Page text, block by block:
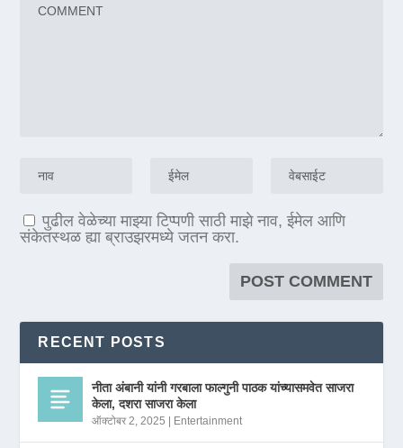
पुढील वेळेच्या माझ्या टिप्पणी साठी माझे नाव, ईमेल आणि
संकेतस्थळ ह्या ब्राउझरमध्ये जतन करा.
RECENT POSTS
नीता अंबानी यांनी गरबाला फाल्गुनी पाठक यांच्यासमवेत साजरा
केला, दशरा साजरा केला
ऑक्टोबर 2, 2025 Entertainment